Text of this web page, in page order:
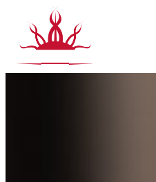
innehåll